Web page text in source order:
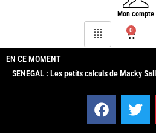
Mon compte
0
EN CE MOMENT
SENEGAL : Les petits calculs de Macky Sall